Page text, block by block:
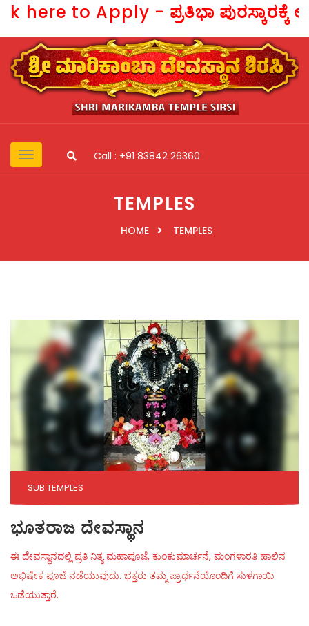
to Apply -ಪ್ರತಿಭಾ ಪುರಸ್ಕಾರಕ್ಕೆ
Call : +91 83842 26360
TEMPLES
HOME TEMPLES
SUB TEMPLES
ಭೂತರಾಜ ದೇವಸ್ಥಾನ
ಈ ದೇವಸ್ಥಾನದಲ್ಲಿ ಪ್ರತಿ ನಿತ್ಯ ಮಹಾಪೂಜೆ, ಕುಂಕುಮಾರ್ಚನೆ, ಮಂಗಳಾರತಿ ಹಾಲಿನ
ಅಭಿಷೇಕ ಪೂಜೆ ನಡೆಯುವುದು. ಭಕ್ತರು ತಮ್ಮ ಪ್ರಾರ್ಥನೆಯೊಂದಿಗೆ ಸುಳಗಾಯಿ
ಒಡೆಯುತ್ತಾರೆ.